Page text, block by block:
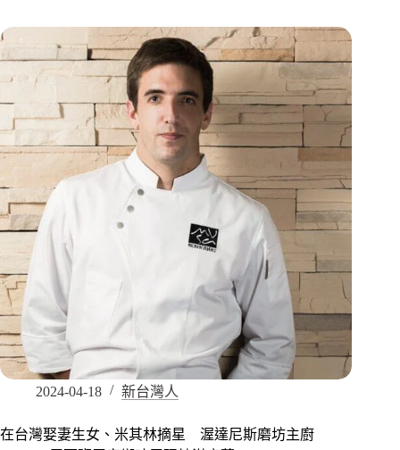
2024-04-18 新台灣人
在台灣娶妻生女、米其林摘星 渥達尼斯磨坊主廚